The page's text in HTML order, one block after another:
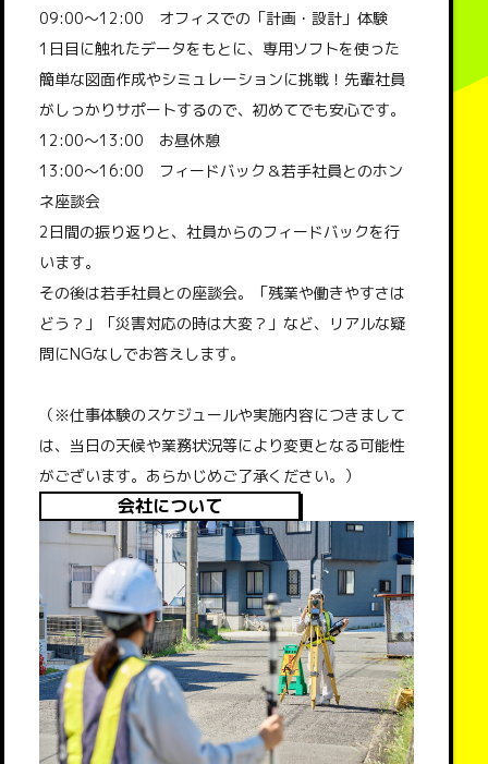
09:00～12:00 オフィスでの「計画・設計」体験
1日目に触れたデータをもとに、専用ソフトを使った
簡単な図面作成やシミュレーションに挑戦！先輩社員
がしっかりサポートするので、初めてでも安心です。
12:00～13:00 お昼休憩
13:00～16:00 フィードバック＆若手社員とのホン
ネ座談会
2日間の振り返りと、社員からのフィードバックを行
います。
その後は若手社員との座談会。「残業や働きやすさは
どう？」「災害対応の時は大変？」など、リアルな疑
問にNGなしでお答えします。
（※仕事体験のスケジュールや実施内容につきまして
は、当日の天候や業務状況等により変更となる可能性
がございます。あらかじめご了承ください。）
会社について